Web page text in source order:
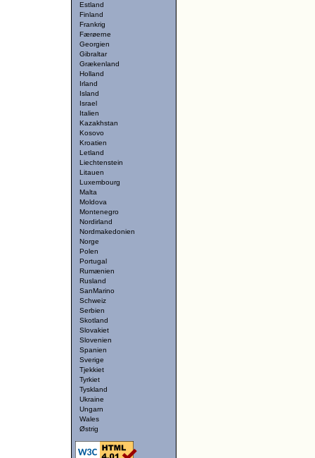
Estland
Finland
Frankrig
Færøerne
Georgien
Gibraltar
Grækenland
Holland
Irland
Island
Israel
Italien
Kazakhstan
Kosovo
Kroatien
Letland
Liechtenstein
Litauen
Luxembourg
Malta
Moldova
Montenegro
Nordirland
Nordmakedonien
Norge
Polen
Portugal
Rumænien
Rusland
SanMarino
Schweiz
Serbien
Skotland
Slovakiet
Slovenien
Spanien
Sverige
Tjekkiet
Tyrkiet
Tyskland
Ukraine
Ungarn
Wales
Østrig